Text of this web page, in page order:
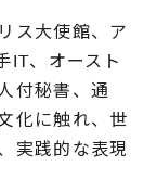
ス大使館、ア
IT、オースト
付秘書、通
化に触れ、世
実践的な表現